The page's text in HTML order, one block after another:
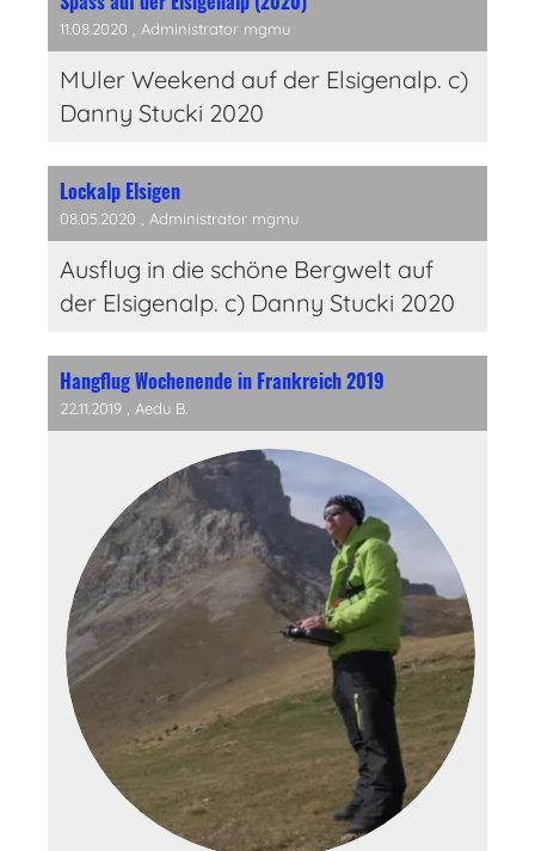
11.08.2020 , Administrator mgmu
MUler Weekend auf der Elsigenalp. c)
Danny Stucki 2020
Lockalp Elsigen
08.05.2020 , Administrator mgmu
Ausflug in die schöne Bergwelt auf
der Elsigenalp. c) Danny Stucki 2020
Hangflug Wochenende in Frankreich 2019
22.11.2019 , Aedu B.